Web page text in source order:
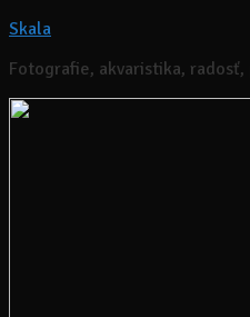
Skala
Fotografie, akvaristika, radosť,